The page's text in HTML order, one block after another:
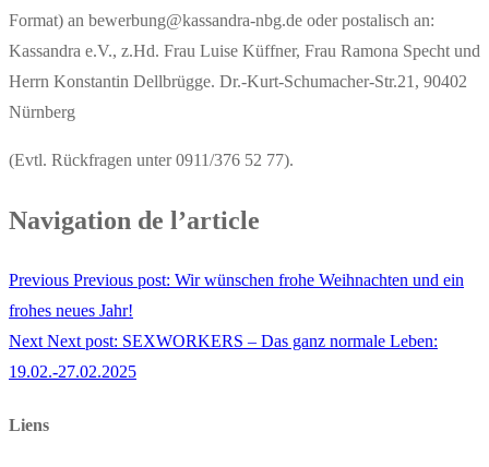
Format) an bewerbung@kassandra-nbg.de oder postalisch an:
Kassandra e.V., z.Hd. Frau Luise Küffner, Frau Ramona Specht und
Herrn Konstantin Dellbrügge. Dr.-Kurt-Schumacher-Str.21, 90402
Nürnberg
(Evtl. Rückfragen unter 0911/376 52 77).
Navigation de l’article
Previous Previous post: Wir wünschen frohe Weihnachten und ein
frohes neues Jahr!
Next Next post: SEXWORKERS – Das ganz normale Leben:
19.02.-27.02.2025
Liens